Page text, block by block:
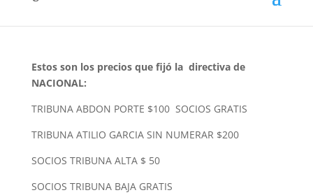
Estos son los precios que fijó la directiva de
NACIONAL:
TRIBUNA ABDON PORTE $100 SOCIOS GRATIS
TRIBUNA ATILIO GARCIA SIN NUMERAR $200
SOCIOS TRIBUNA ALTA $ 50
SOCIOS TRIBUNA BAJA GRATIS